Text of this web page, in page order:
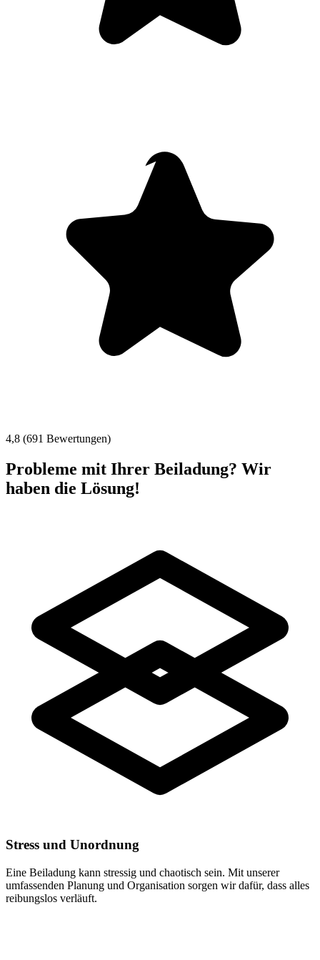
4,8 (691 Bewertungen)
Probleme mit Ihrer Beiladung? Wir
haben die Lösung!
Stress und Unordnung
Eine Beiladung kann stressig und chaotisch sein. Mit unserer
umfassenden Planung und Organisation sorgen wir dafür, dass alles
reibungslos verläuft.